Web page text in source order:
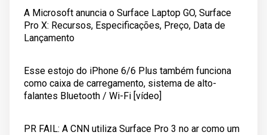
A Microsoft anuncia o Surface Laptop GO, Surface
Pro X: Recursos, Especificações, Preço, Data de
Lançamento
Esse estojo do iPhone 6/6 Plus também funciona
como caixa de carregamento, sistema de alto-
falantes Bluetooth / Wi-Fi [vídeo]
PR FAIL: A CNN utiliza Surface Pro 3 no ar como um